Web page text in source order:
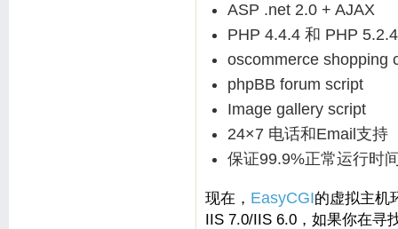
ASP .net 2.0 + AJAX
PHP 4.4.4 和 PHP 5.2.4
oscommerce shopping
phpBB forum script
Image gallery script
24×7 电话和Email支持
保证99.9%正常运行时
现在， EasyCGI的虚拟主机
IIS 7.0/IIS 6.0，如果你在寻